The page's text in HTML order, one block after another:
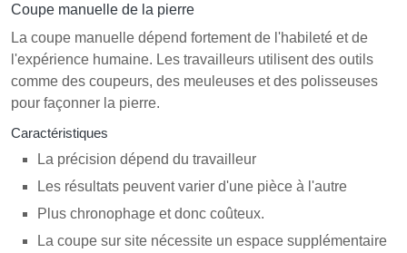
Coupe manuelle de la pierre
La coupe manuelle dépend fortement de l'habileté et de
l'expérience humaine. Les travailleurs utilisent des outils
comme des coupeurs, des meuleuses et des polisseuses
pour façonner la pierre.
Caractéristiques
La précision dépend du travailleur
Les résultats peuvent varier d'une pièce à l'autre
Plus chronophage et donc coûteux.
La coupe sur site nécessite un espace supplémentaire